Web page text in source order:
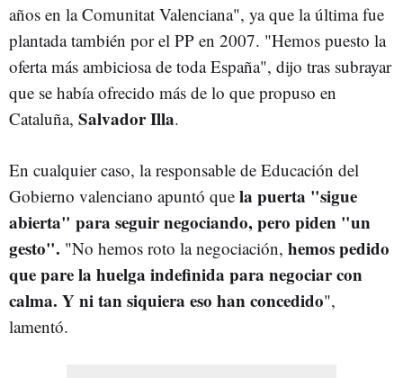
años en la Comunitat Valenciana", ya que la última fue
plantada también por el PP en 2007. "Hemos puesto la
oferta más ambiciosa de toda España", dijo tras subrayar
que se había ofrecido más de lo que propuso en
Cataluña, Salvador Illa.
En cualquier caso, la responsable de Educación del
Gobierno valenciano apuntó que la puerta "sigue
abierta" para seguir negociando, pero piden "un
gesto". "No hemos roto la negociación, hemos pedido
que pare la huelga indefinida para negociar con
calma. Y ni tan siquiera eso han concedido",
lamentó.